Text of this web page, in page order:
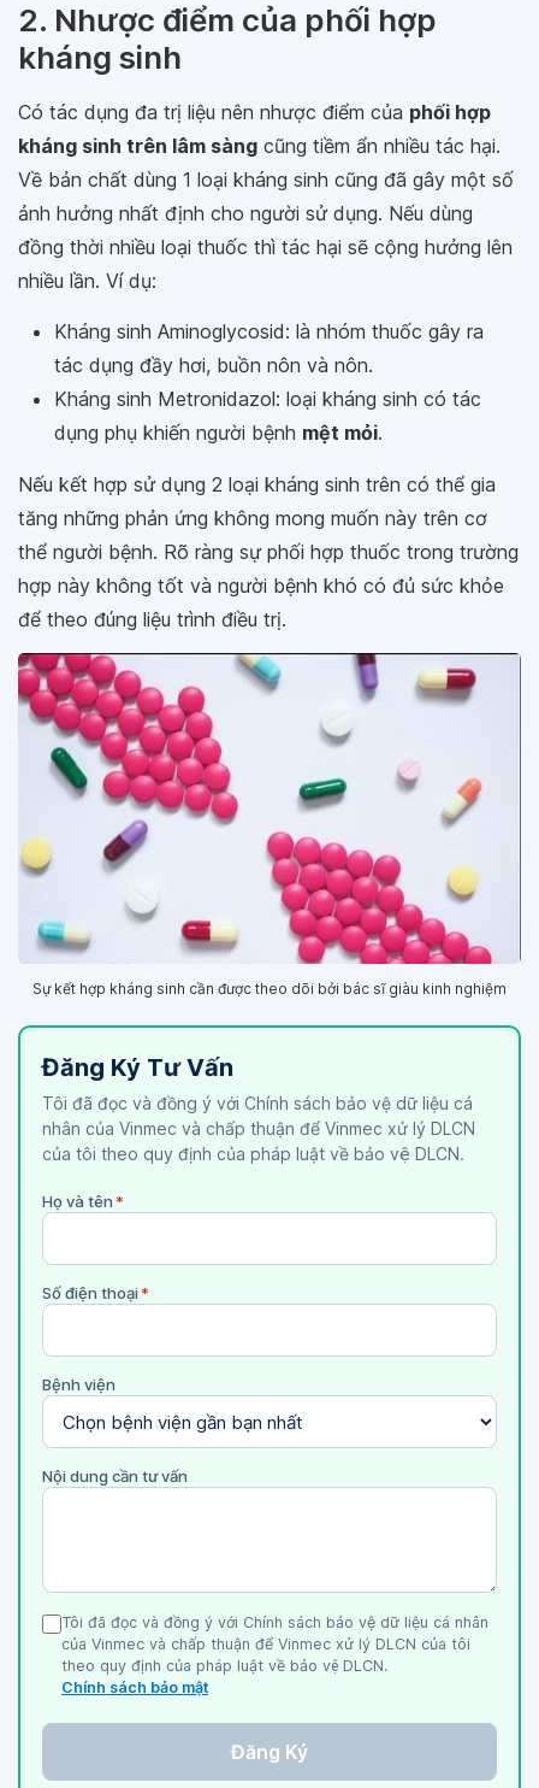
2. Nhược điểm của phối hợp
kháng sinh
Có tác dụng đa trị liệu nên nhược điểm của phối hợp
kháng sinh trên lâm sàng cũng tiềm ẩn nhiều tác hại.
Về bản chất dùng 1 loại kháng sinh cũng đã gây một số
ảnh hưởng nhất định cho người sử dụng. Nếu dùng
đồng thời nhiều loại thuốc thì tác hại sẽ cộng hưởng lên
nhiều lần. Ví dụ:
Kháng sinh Aminoglycosid: là nhóm thuốc gây ra
tác dụng đầy hơi, buồn nôn và nôn.
Kháng sinh Metronidazol: loại kháng sinh có tác
dụng phụ khiến người bệnh mệt mỏi.
Nếu kết hợp sử dụng 2 loại kháng sinh trên có thể gia
tăng những phản ứng không mong muốn này trên cơ
thể người bệnh. Rõ ràng sự phối hợp thuốc trong trường
hợp này không tốt và người bệnh khó có đủ sức khỏe
để theo đúng liệu trình điều trị.
Sự kết hợp kháng sinh cần được theo dõi bởi bác sĩ giàu kinh nghiệm
Đăng Ký Tư Vấn
Tôi đã đọc và đồng ý với Chính sách bảo vệ dữ liệu cá
nhân của Vinmec và chấp thuận để Vinmec xử lý DLCN
của tôi theo quy định của pháp luật về bảo vệ DLCN.
Họ và tên*
Số điện thoại*
Bệnh viện
Nội dung cần tư vấn
Tôi đã đọc và đồng ý với Chính sách bảo vệ dữ liệu cá nhân
của Vinmec và chấp thuận để Vinmec xử lý DLCN của tôi
theo quy định của pháp luật về bảo vệ DLCN.
Chính sách bảo mật
Đăng Ký